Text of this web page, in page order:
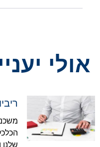
אולי
שלנו